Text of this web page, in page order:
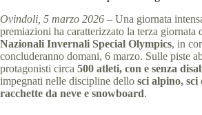
Ovindoli, 5 marzo 2026 – Una giornata
premiazioni ha caratterizzato la terza giornata
Nazionali Invernali Special Olympics, in
concluderanno domani, 6 marzo. Sulle piste
protagonisti circa 500 atleti, con e senza
impegnati nelle discipline dello sci alpino, sci
racchette da neve e snowboard.